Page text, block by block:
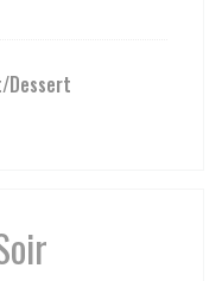
Dessert